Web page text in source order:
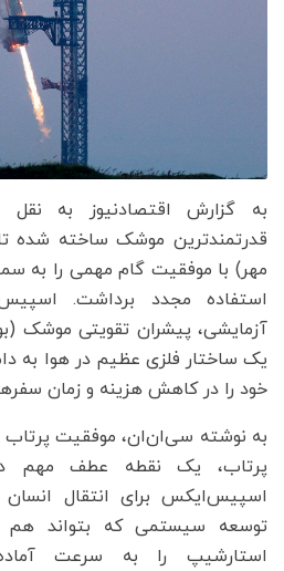
به گزارش اقتصادنیوز به نقل
مهر) با موفقیت گام مهمی را به
استفاده مجدد برداشت.
آزمایشی، پیشران تقویتی موشک
یک ساختار فلزی عظیم در هوا به
خود را در کاهش هزینه و زمان
به نوشته سی‌ان‌ان، موفقیت
پرتاب، یک نقطه عطف مهم در
اسپیس‌ایکس برای انتقال
توسعه سیستمی که بتواند
استارشیپ را به سرعت